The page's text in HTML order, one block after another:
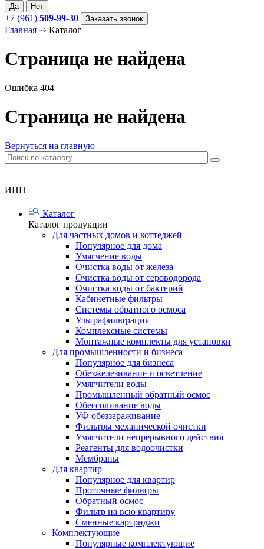
Да Нет
+7 (961) 509-99-30 Заказать звонок
Главная Каталог
Страница не найдена
Ошибка 404
Страница не найдена
Вернуться на главную
ИНН
Каталог
Каталог продукции
Для частных домов и коттеджей
Популярное для дома
Умягчение воды
Очистка воды от железа
Очистка воды от сероводорода
Очистка воды от бактерий
Кабинетные фильтры
Системы обратного осмоса
Ультрафильтрация
Комплексные системы
Монтажные комплекты для установки
Для промышленности и бизнеса
Популярное для бизнеса
Обезжелезивание и осветление
Умягчители воды
Промышленный обратный осмос
Обессоливание воды
УФ обеззараживание
Фильтры механической очистки
Умягчители непрерывного действия
Реагенты для водоочистки
Мембраны
Для квартир
Популярное для квартир
Проточные фильтры
Обратный осмос
Фильтр на всю квартиру
Сменные картриджи
Комплектующие
Популярные комплектующие